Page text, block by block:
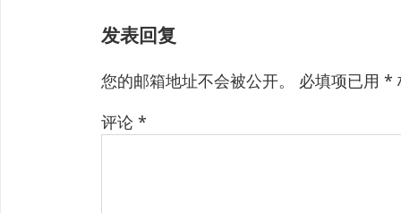
发表回复
您的邮箱地址不会被公开。 必填项已用 *
评论 *